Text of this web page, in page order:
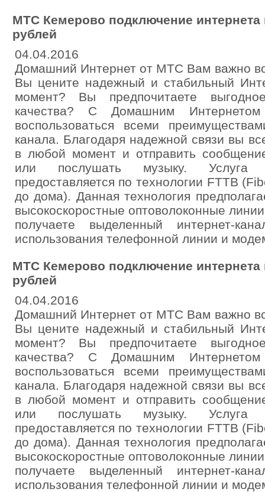
МТС Кемерово подключение интернета
рублей
04.04.2016
Домашний Интернет от МТС Вам важно
Вы цените надежный и стабильный
момент? Вы предпочитаете
качества? С Домашним
воспользоваться всеми
канала. Благодаря надежной связи вы
в любой момент и отправить
или послушать музыку. Услуга
предоставляется по технологии FTTB
до дома). Данная технология
высокоскоростные оптоволоконные
получаете выделенный интернет-
использования телефонной линии и
МТС Кемерово подключение интернета
рублей
04.04.2016
Домашний Интернет от МТС Вам важно
Вы цените надежный и стабильный
момент? Вы предпочитаете
качества? С Домашним
воспользоваться всеми
канала. Благодаря надежной связи вы
в любой момент и отправить
или послушать музыку. Услуга
предоставляется по технологии FTTB
до дома). Данная технология
высокоскоростные оптоволоконные
получаете выделенный интернет-
использования телефонной линии и